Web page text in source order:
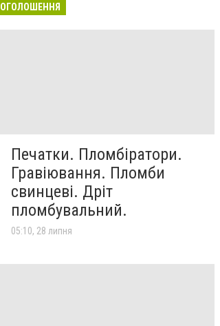
ОГОЛОШЕННЯ
Печатки. Пломбіратори.
Гравіювання. Пломби
свинцеві. Дріт
пломбувальний.
05:10, 28 липня